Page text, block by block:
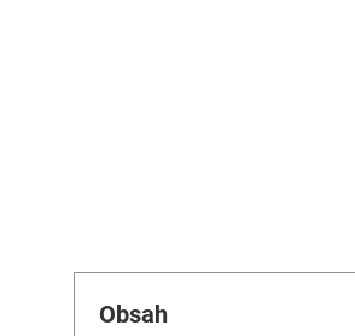
Obsah